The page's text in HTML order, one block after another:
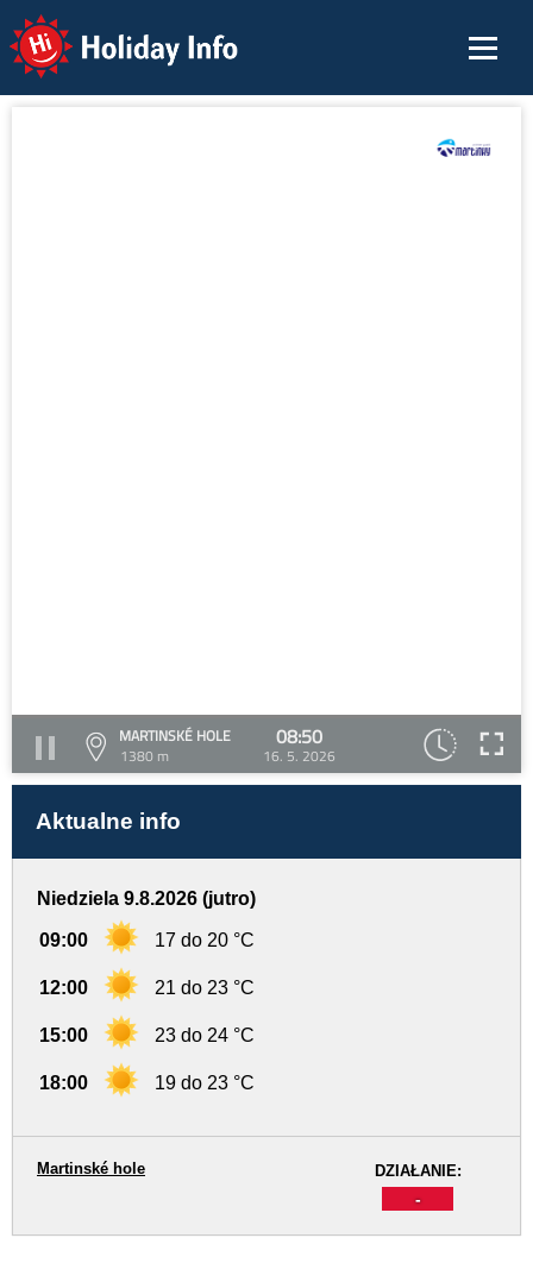
Holiday Info
MARTINSKÉ HOLE
1380 m
08:50
16. 5. 2026
Aktualne info
Niedziela 9.8.2026 (jutro)
09:00 17 do 20 °C
12:00 21 do 23 °C
15:00 23 do 24 °C
18:00 19 do 23 °C
DZIAŁANIE:
-
Martinské hole